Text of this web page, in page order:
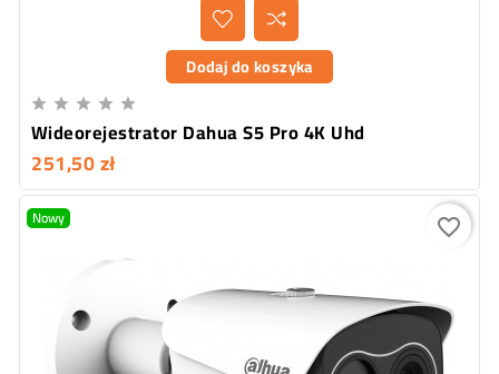
Dodaj do koszyka
    
Wideorejestrator Dahua S5 Pro 4K Uhd
251,50 zł
Nowy favorite_border